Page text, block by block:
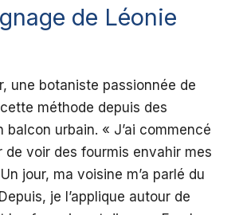
de Léonie
une botaniste passionnée de
méthode depuis des
balcon urbain. « J’ai commencé
de voir des fourmis envahir mes
jour, ma voisine m’a parlé du
je l’applique autour de